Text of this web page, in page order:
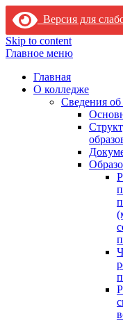
Версия для
Skip to content
Главное меню
Главная
О колледже
Сведения